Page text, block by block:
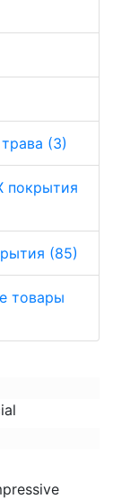
(3)
покрытия
(85)
товары